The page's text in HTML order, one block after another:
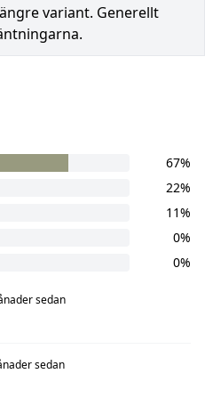
variant. Generellt
67%
22%
11%
0%
0%
sedan
sedan